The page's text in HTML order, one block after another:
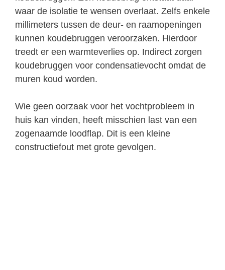
waar de isolatie te wensen overlaat. Zelfs enkele
millimeters tussen de deur- en raamopeningen
kunnen koudebruggen veroorzaken. Hierdoor
treedt er een warmteverlies op. Indirect zorgen
koudebruggen voor condensatievocht omdat de
muren koud worden.
Wie geen oorzaak voor het vochtprobleem in
huis kan vinden, heeft misschien last van een
zogenaamde loodflap. Dit is een kleine
constructiefout met grote gevolgen.